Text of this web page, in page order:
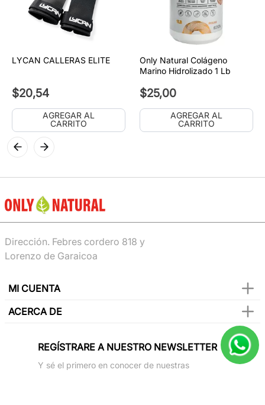
LYCAN CALLERAS ELITE
$20,54
AGREGAR AL
CARRITO
Only Natural Colágeno
Marino Hidrolizado 1 Lb
$25,00
AGREGAR AL
CARRITO
Dirección. Febres cordero 818 y
Lorenzo de Garaicoa
MI CUENTA
ACERCA DE
REGÍSTRARE A NUESTRO NEWSLETTER
Y sé el primero en conocer de nuestras